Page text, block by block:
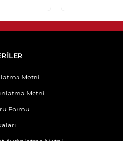
Metni
Metni
Formu